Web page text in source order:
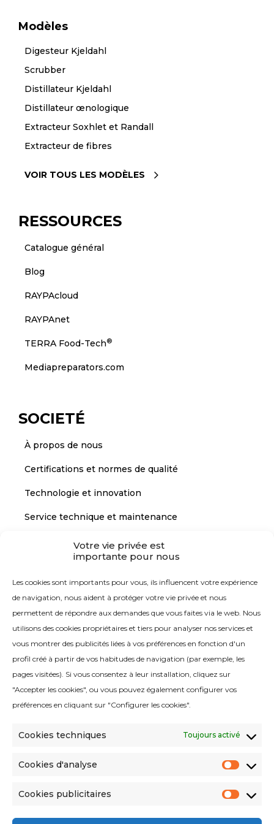
Votre vie privée est
importante pour nous
Les cookies sont importants pour vous, ils influencent votre expérience
de navigation, nous aident à protéger votre vie privée et nous
permettent de répondre aux demandes que vous faites via le web. Nous
utilisons des cookies propriétaires et tiers pour analyser nos services et
vous montrer des publicités liées à vos préférences en fonction d'un
profil créé à partir de vos habitudes de navigation (par exemple, les
pages visitées). Si vous consentez à leur installation, cliquez sur
"Accepter les cookies", ou vous pouvez également configurer vos
préférences en cliquant sur "Configurer les cookies".
Cookies techniques Toujours activé
Cookies d'analyse
Cookies publicitaires
Modèles
Digesteur Kjeldahl
Scrubber
Distillateur Kjeldahl
Distillateur œnologique
Extracteur Soxhlet et Randall
Extracteur de fibres
VOIR TOUS LES MODÈLES
RESSOURCES
Catalogue général
Blog
RAYPAcloud
RAYPAnet
TERRA Food-Tech®
Mediapreparators.com
SOCIETÉ
À propos de nous
Certifications et normes de qualité
Technologie et innovation
Service technique et maintenance
Contactez-nous
Avis juridique
Politique de confidentialité
Politique en matière de médias sociaux